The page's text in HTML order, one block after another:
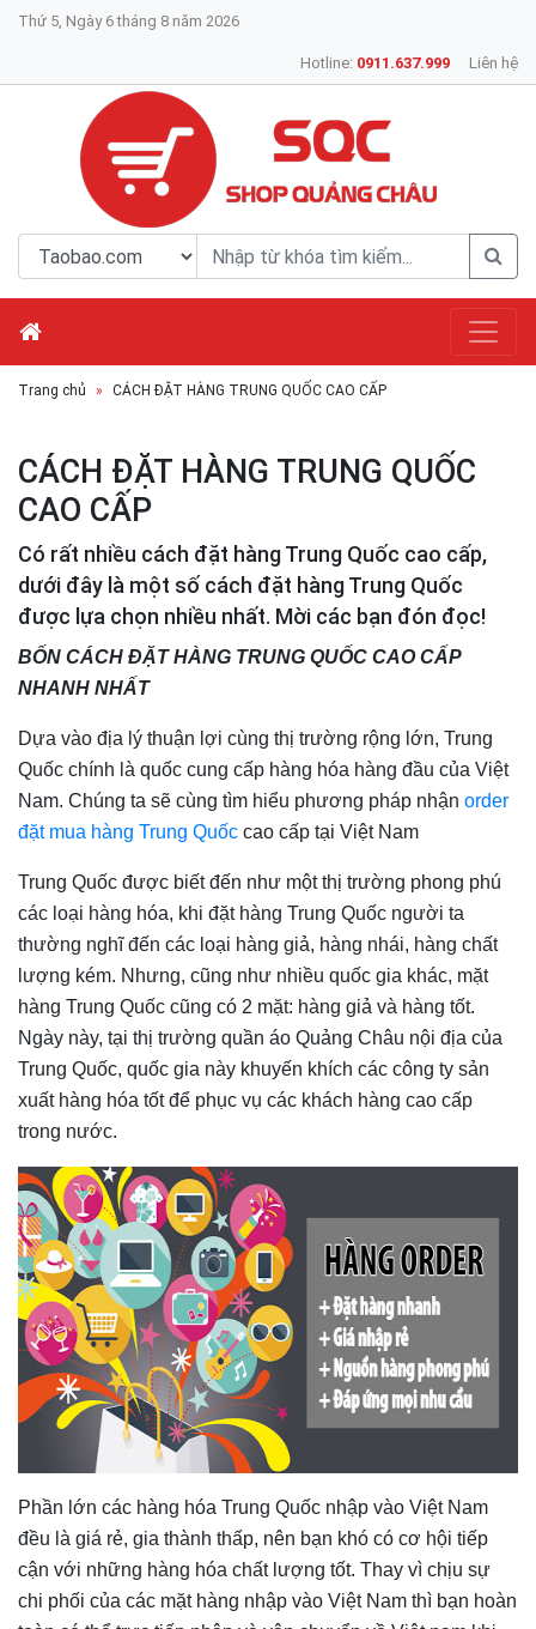
Thứ 5, Ngày 6 tháng 8 năm 2026
Hotline: 0911.637.999 Liên hệ
Trang chủ CÁCH ĐẶT HÀNG TRUNG QUỐC CAO CẤP
CÁCH ĐẶT HÀNG TRUNG QUỐC
CAO CẤP
Có rất nhiều cách đặt hàng Trung Quốc cao cấp,
dưới đây là một số cách đặt hàng Trung Quốc
được lựa chọn nhiều nhất. Mời các bạn đón đọc!
BỐN CÁCH ĐẶT HÀNG TRUNG QUỐC CAO CẤP
NHANH NHẤT
Dựa vào địa lý thuận lợi cùng thị trường rộng lớn, Trung
Quốc chính là quốc cung cấp hàng hóa hàng đầu của Việt
Nam. Chúng ta sẽ cùng tìm hiểu phương pháp nhận order
đặt mua hàng Trung Quốc cao cấp tại Việt Nam
Trung Quốc được biết đến như một thị trường phong phú
các loại hàng hóa, khi đặt hàng Trung Quốc người ta
thường nghĩ đến các loại hàng giả, hàng nhái, hàng chất
lượng kém. Nhưng, cũng như nhiều quốc gia khác, mặt
hàng Trung Quốc cũng có 2 mặt: hàng giả và hàng tốt.
Ngày này, tại thị trường quần áo Quảng Châu nội địa của
Trung Quốc, quốc gia này khuyến khích các công ty sản
xuất hàng hóa tốt để phục vụ các khách hàng cao cấp
trong nước.
Phần lớn các hàng hóa Trung Quốc nhập vào Việt Nam
đều là giá rẻ, gia thành thấp, nên bạn khó có cơ hội tiếp
cận với những hàng hóa chất lượng tốt. Thay vì chịu sự
chi phối của các mặt hàng nhập vào Việt Nam thì bạn hoàn